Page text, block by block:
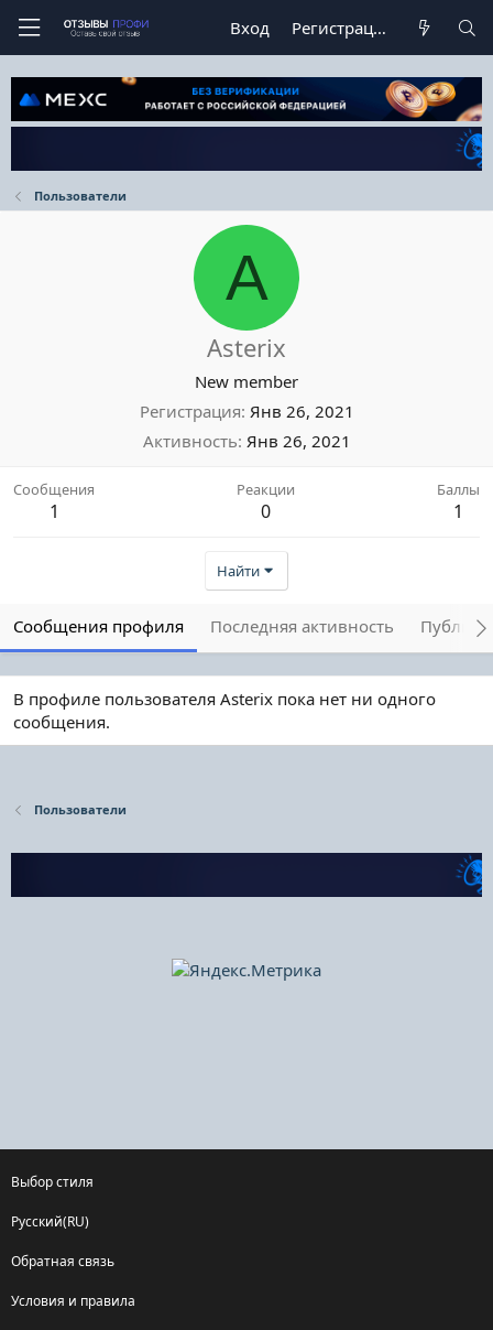
Вход Регистрация
Пользователи
A
Asterix
New member
Регистрация Янв 26, 2021
Активность Янв 26, 2021
Сообщения
1
Реакции
0
Баллы
1
Найти
Сообщения профиля Последняя активность
В профиле пользователя Asterix пока нет ни одного
сообщения.
Пользователи
Выбор стиля
Русский(RU)
Обратная связь
Условия и правила